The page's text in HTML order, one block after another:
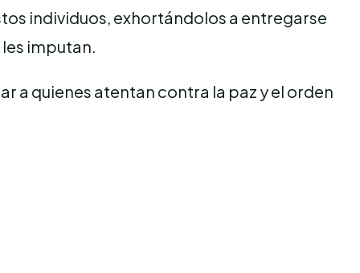
individuos, exhortándolos a entregarse
imputan.
a quienes atentan contra la paz y el orden